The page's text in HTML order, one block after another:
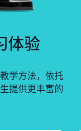
体验
学方法，依托
提供更丰富的